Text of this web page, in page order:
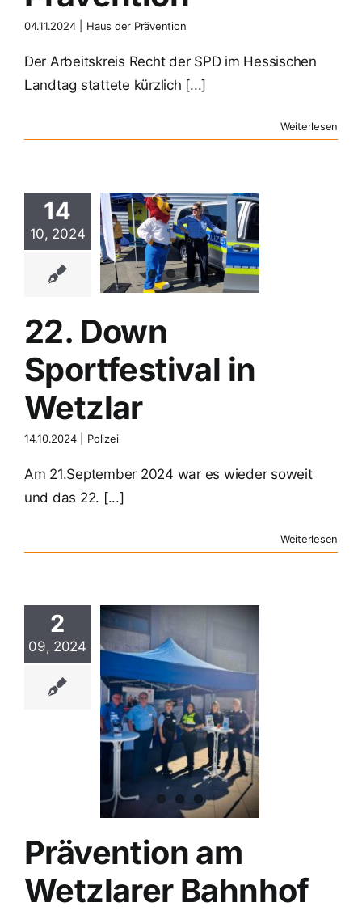
04.11.2024 Haus der Prävention
Der Arbeitskreis Recht der SPD im Hessischen
Landtag stattete kürzlich [...]
Weiterlesen
14
10, 2024
Down
in
22. Down
Sportfestival in
Wetzlar
14.10.2024 Polizei
Am 21.September 2024 war es wieder soweit
und das 22. [...]
Weiterlesen
2
09, 2024
am
Prävention am
Wetzlarer Bahnhof